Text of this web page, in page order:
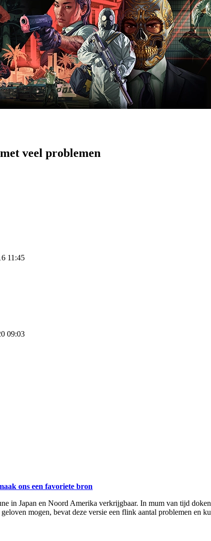
veel problemen
11:45
09:03
ons een favoriete bron
in Japan en Noord Amerika verkrijgbaar. In mum van tijd
mogen, bevat deze versie een flink aantal problemen en